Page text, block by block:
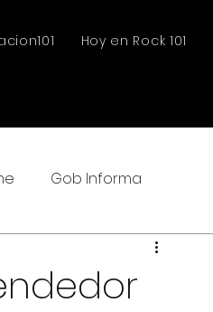
Hoy en Rock 101
Gob Informa